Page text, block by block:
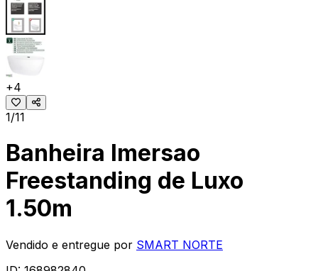
+4
1/11
Banheira Imersao
Freestanding de Luxo
1.50m
Vendido e entregue por SMART NORTE